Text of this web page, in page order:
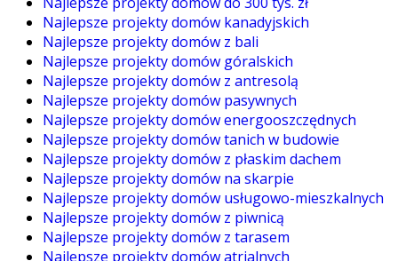
Najlepsze projekty domów kanadyjskich
Najlepsze projekty domów z bali
Najlepsze projekty domów góralskich
Najlepsze projekty domów z antresolą
Najlepsze projekty domów pasywnych
Najlepsze projekty domów energooszczędnych
Najlepsze projekty domów tanich w budowie
Najlepsze projekty domów z płaskim dachem
Najlepsze projekty domów na skarpie
Najlepsze projekty domów usługowo-mieszkalnych
Najlepsze projekty domów z piwnicą
Najlepsze projekty domów z tarasem
Najlepsze projekty domów atrialnych